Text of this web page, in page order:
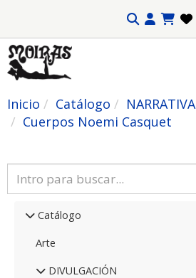
Inicio Catálogo
NARRATIVA
Cuerpos Noemi Casquet
Catálogo
Arte
DIVULGACIÓN